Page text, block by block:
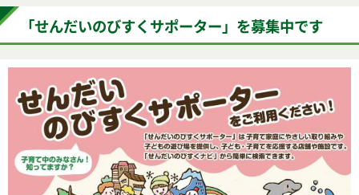
「せんだいのびすくサポーター」を募集中です